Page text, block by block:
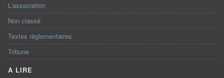
L'association
Non classé
Textes règlementaires
Tribune
A LIRE